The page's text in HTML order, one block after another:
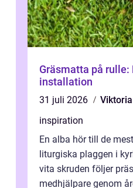
Gräsmatta på rulle:
installation
31 juli 2026
inspiration
En alba hör till de
liturgiska plaggen i
vita skruden följer
medhjälpare genom